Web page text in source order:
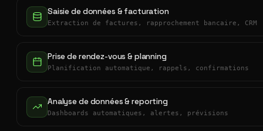
Saisie de données & facturation
Extraction de factures, rapprochement bancaire, CRM
Prise de rendez-vous & planning
Planification automatique, rappels, confirmations
Analyse de données & reporting
Dashboards automatiques, alertes, prévisions